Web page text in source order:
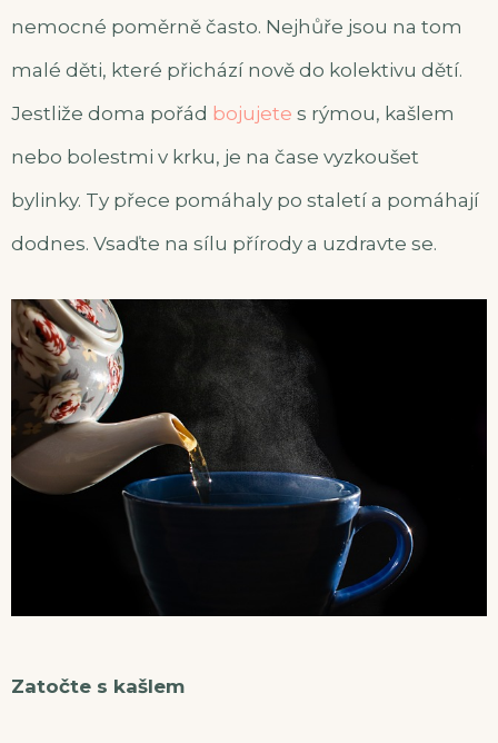
nemocné poměrně často. Nejhůře jsou na tom
malé děti, které přichází nově do kolektivu dětí.
Jestliže doma pořád bojujete s rýmou, kašlem
nebo bolestmi v krku, je na čase vyzkoušet
bylinky. Ty přece pomáhaly po staletí a pomáhají
dodnes. Vsaďte na sílu přírody a uzdravte se.
Zatočte s kašlem